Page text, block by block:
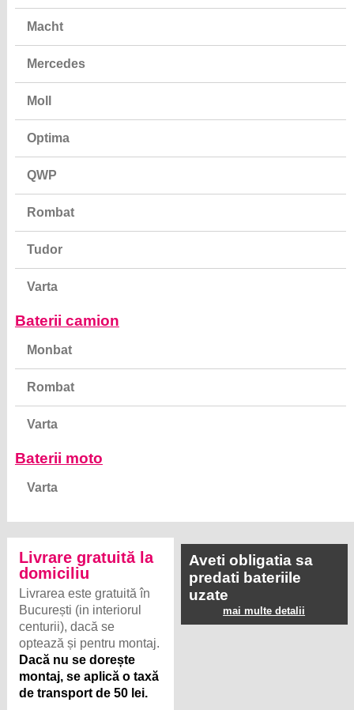
Macht
Mercedes
Moll
Optima
QWP
Rombat
Tudor
Varta
Baterii camion
Monbat
Rombat
Varta
Baterii moto
Varta
Livrare gratuită la
domiciliu
Livrarea este gratuită în
București (in interiorul
centurii), dacă se
optează și pentru montaj.
Dacă nu se dorește
montaj, se aplică o taxă
de transport de 50 lei.
Aveti obligatia sa
predati bateriile
uzate
mai multe detalii